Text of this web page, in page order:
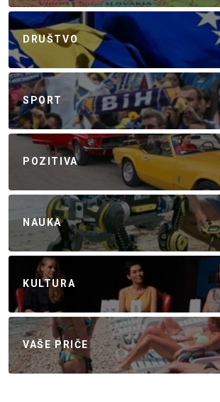
DRUŠTVO
SPORT
POZITIVA
NAUKA
KULTURA
VAŠE PRIČE